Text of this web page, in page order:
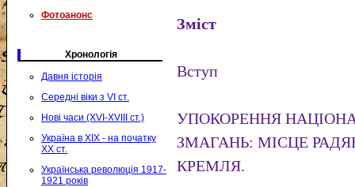
Фотоанонс
Хронологія
Давня історія
Середні віки з VI ст.
Нові часи (XVI-XVIII ст.)
Україна в XIX - на початку
XX ст.
Українська революція 1917-
1921 років
Зміст
Вступ
УПОКОРЕННЯ
ЗМАГАНЬ: МІСЦЕ
КРЕМЛЯ.